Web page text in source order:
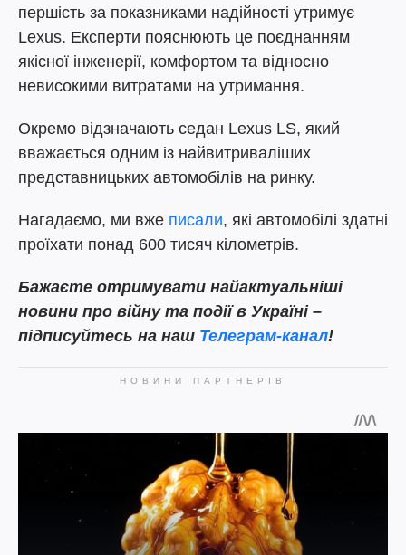
першість за показниками надійності утримує
Lexus. Експерти пояснюють це поєднанням
якісної інженерії, комфортом та відносно
невисокими витратами на утримання.
Окремо відзначають седан Lexus LS, який
вважається одним із найвитриваліших
представницьких автомобілів на ринку.
Нагадаємо, ми вже писали, які автомобілі здатні
проїхати понад 600 тисяч кілометрів.
Бажаєте отримувати найактуальніші
новини про війну та події в Україні –
підписуйтесь на наш Телеграм-канал!